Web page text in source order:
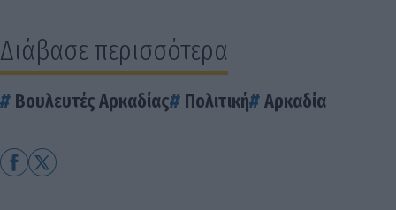
Διάβασε περισσότερα
Βουλευτές Αρκαδίας Πολιτική Αρκαδία